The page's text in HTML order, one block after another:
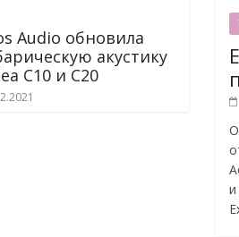
Audio обновила
акустику
C10 и C20
и